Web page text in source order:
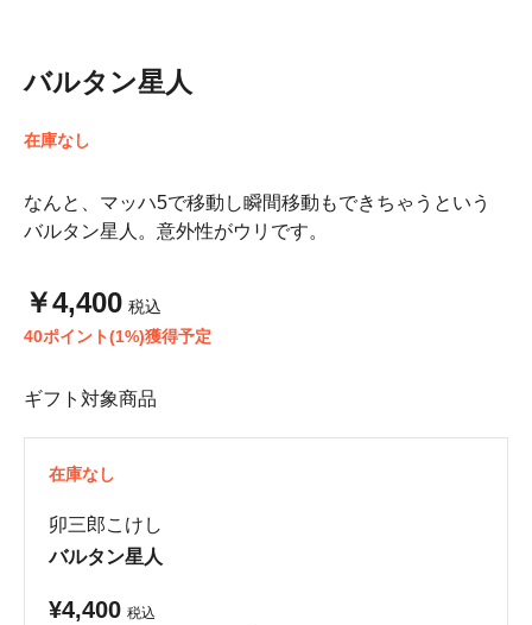
バルタン星人
在庫なし
なんと、マッハ5で移動し瞬間移動もできちゃうという
バルタン星人。意外性がウリです。
￥4,400 税込
40ポイント(1%)獲得予定
ギフト対象商品
在庫なし
卯三郎こけし
バルタン星人
¥4,400 税込